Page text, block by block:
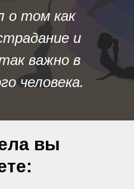
о том как
и
важно в
человека.
вы